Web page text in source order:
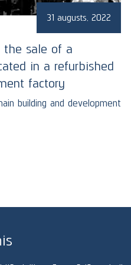
31 augusts, 2022
the sale of a
in a refurbished
factory
building and development